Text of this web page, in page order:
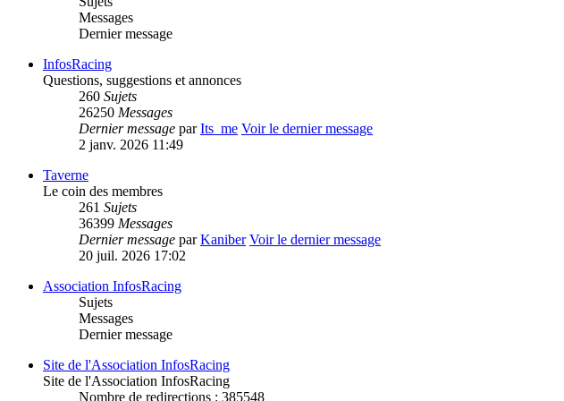
Messages
Dernier message
InfosRacing
Questions, suggestions et annonces
260 Sujets
26250 Messages
Dernier message parIts_me Voir le dernier message
2 janv. 2026 11:49
Taverne
Le coin des membres
261 Sujets
36399 Messages
Dernier message parKaniber Voir le dernier message
20 juil. 2026 17:02
Association InfosRacing
Sujets
Messages
Dernier message
Site de l'Association InfosRacing
Site de l'Association InfosRacing
Nombre de redirections : 385548